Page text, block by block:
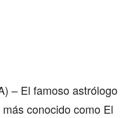
– El famoso astrólogo
conocido como El